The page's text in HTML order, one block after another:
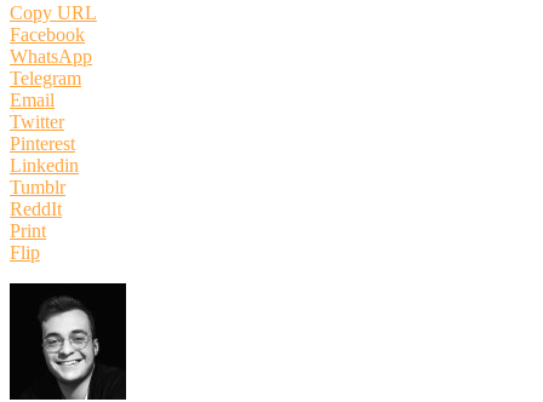
Copy URL
Facebook
WhatsApp
Telegram
Email
Twitter
Pinterest
Linkedin
Tumblr
ReddIt
Print
Flip